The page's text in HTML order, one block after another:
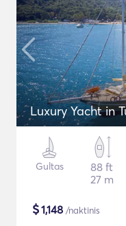
Luxury Yacht in
Gultas
88 ft
27 m
$1,148 /naktinis